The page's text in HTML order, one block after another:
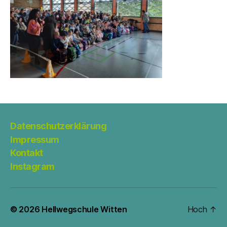
Datenschutzerklärung
Impressum
Kontakt
Instagram
© 2026 Hellwegschule Witten Hoch ↑